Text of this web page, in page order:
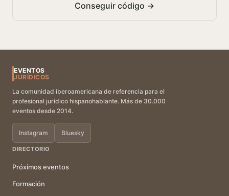
Conseguir código →
EVENTOS
JURÍDICOS
La comunidad iberoamericana de referencia para el
profesional jurídico hispanohablante. Más de 30.000
eventos desde 2014.
Instagram Bluesky
DIRECTORIO
Próximos eventos
Formación